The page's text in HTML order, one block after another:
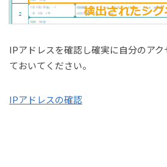
IPアドレスを確認し確実に自分のア
ておいてください。
IPアドレスの確認